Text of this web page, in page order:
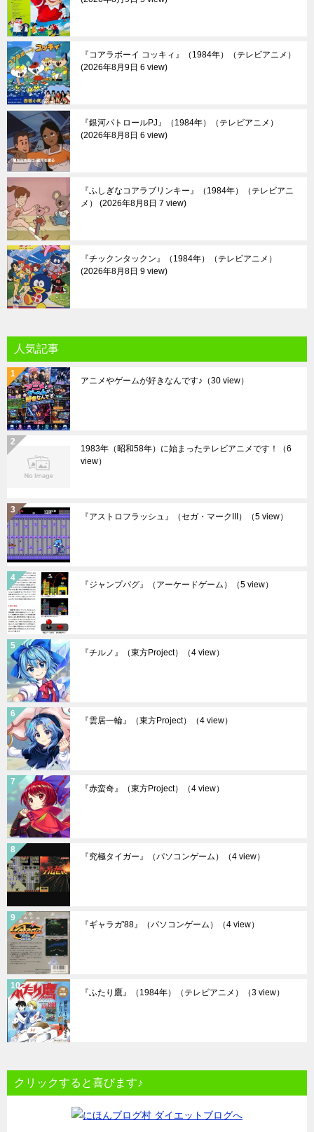
『コアラボーイ コッキィ』（1984年）（テレビアニメ）
2026年8月9日 6 view
『銀河パトロールPJ』（1984年）（テレビアニメ）
2026年8月8日 6 view
『ふしぎなコアラブリンキー』（1984年）（テレビアニ
メ）
2026年8月8日 7 view
『チックンタックン』（1984年）（テレビアニメ）
2026年8月8日 9 view
人気記事
アニメやゲームが好きなんです♪ （30 view）
1983年（昭和58年）に始まったテレビアニメです！
（6
view）
『アストロフラッシュ』（セガ・マークIII） （5 view）
『ジャンプバグ』（アーケードゲーム） （5 view）
『チルノ』（東方Project） （4 view）
『雲居一輪』（東方Project） （4 view）
『赤蛮奇』（東方Project） （4 view）
『究極タイガー』（パソコンゲーム） （4 view）
『ギャラガ'88』（パソコンゲーム） （4 view）
『ふたり鷹』（1984年）（テレビアニメ） （3 view）
クリックすると喜びます♪